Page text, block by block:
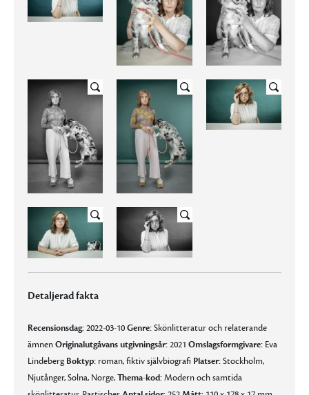
Detaljerad fakta
Recensionsdag:2022-03-10Genre:Skönlitteratur och relaterande
ämnenOriginalutgåvans utgivningsår:2021 Omslagsformgivare: Eva
Lindeberg Boktyp:roman, fiktiv självbiografi Platser:Stockholm,
Njutånger, Solna, Norge,Thema-kod:Modern och samtida